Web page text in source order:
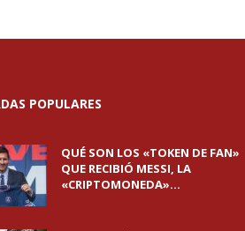
POPULARES
QUÉ SON LOS «TOKEN DE FAN»
QUE RECIBIÓ MESSI, LA
«CRIPTOMONEDA»...